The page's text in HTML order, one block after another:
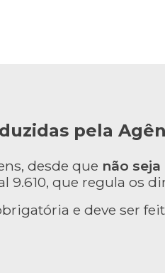
pela
desde que não
9.610, que regula os
e deve ser